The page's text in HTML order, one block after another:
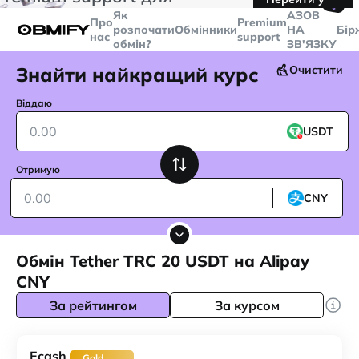
більше
Telegram
Про
нас
Як
розпочати
обмін?
ОбмінникиPremium
support
🤙
AЗОВ
НА
ЗВ'ЯЗКУ
Знайти найкращий курс Очистити
Віддаю
USDT
Отримую
CNY
Обмін Tether TRC 20 USDT на Alipay
CNY
За рейтингом За курсом
Ecash